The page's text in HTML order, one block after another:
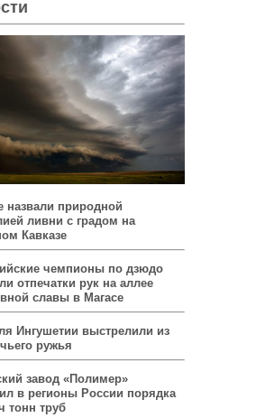
назвали природной
ливни с градом на
Кавказе
чемпионы по дзюдо
отпечатки рук на аллее
славы в Магасе
Ингушетии выстрелили из
ружья
завод «Полимер»
в регионы России порядка
тонн труб